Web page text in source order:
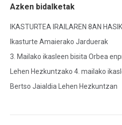
Azken bidalketak
IKASTURTEA IRAILAREN 8AN
Ikasturte Amaierako Jarduerak
3. Mailako ikasleen bisita Orbea
Lehen Hezkuntzako 4. mailako
Bertso Jaialdia Lehen Hezkuntzan